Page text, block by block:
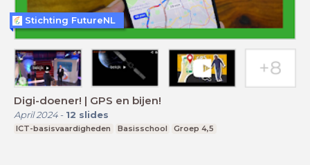
Digi-doener! | GPS en bijen!
April 2024- 12 slides
ICT-basisvaardigheden Basisschool Groep 4,5
Stichting FutureNL